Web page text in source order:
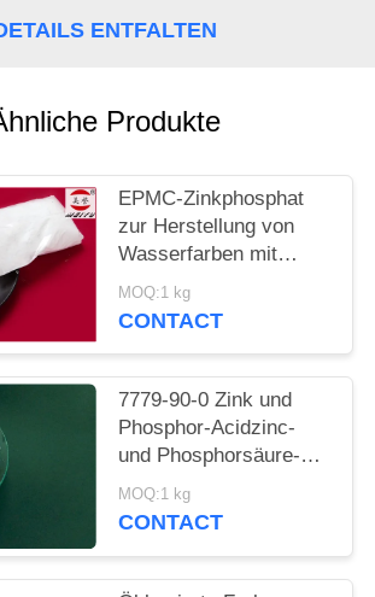
ENTFALTEN
Produkte
EPMC-Zinkphosphat
zur Herstellung von
Wasserfarben mit
niedrigem
Schwermetallgehalt an
MOQ:1 kg
CONTACT
7779-90-0 Zink und
Phosphor-Acidzinc-
und Phosphorsäure-
ätzende Antifarbe für
Stahl
MOQ:1 kg
CONTACT